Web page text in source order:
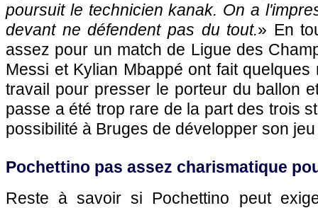
poursuit le technicien kanak. On a
devant ne défendent pas du tout.» En
assez pour un match de Ligue des
Messi et Kylian Mbappé ont fait
travail pour presser le porteur du ballon
passe a été trop rare de la part des trois
possibilité à Bruges de développer son
Pochettino pas assez charismatique
Reste à savoir si Pochettino peut